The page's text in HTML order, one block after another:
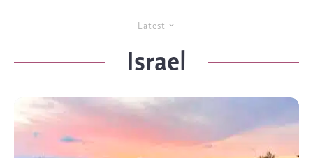
Latest
Israel